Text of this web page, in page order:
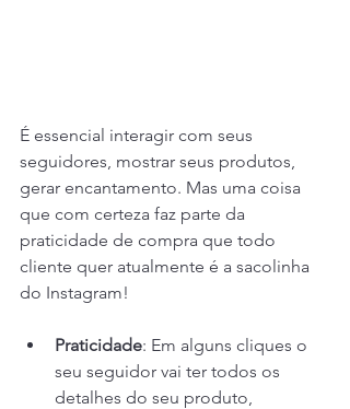
É essencial interagir com seus
seguidores, mostrar seus produtos,
gerar encantamento. Mas uma coisa
que com certeza faz parte da
praticidade de compra que todo
cliente quer atualmente é a sacolinha
do Instagram!
Praticidade: Em alguns cliques o
seu seguidor vai ter todos os
detalhes do seu produto,